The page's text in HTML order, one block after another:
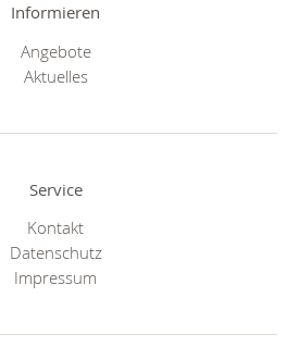
Informieren
Angebote
Aktuelles
Service
Kontakt
Datenschutz
Impressum